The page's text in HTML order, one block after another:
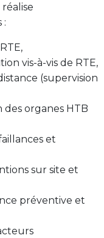
:
vis-à-vis de RTE,
(supervision
organes HTB
et
sur site et
préventive et